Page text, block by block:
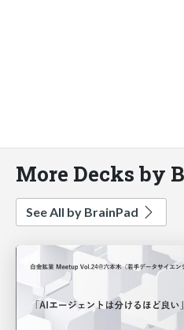
More Decks by
See All by BrainPad